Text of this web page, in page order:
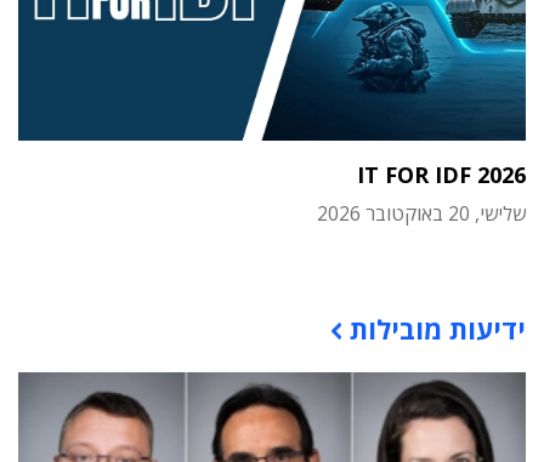
IT FOR IDF 2026
שלישי, 20 באוקטובר 2026
ידיעות מובילות